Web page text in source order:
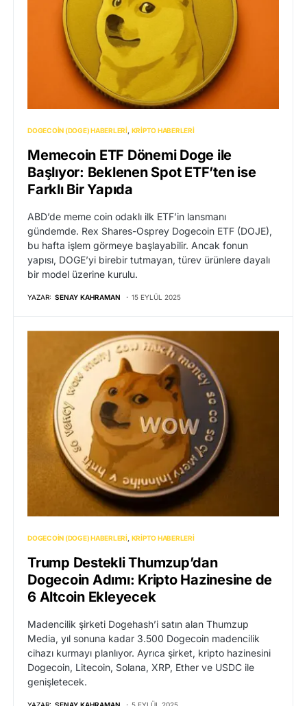
DOGECOIN (DOGE) HABERLERI KRIPTO HABERLERI
Memecoin ETF Dönemi Doge ile
Başlıyor: Beklenen Spot ETF’ten ise
Farklı Bir Yapıda
ABD’de meme coin odaklı ilk ETF’in lansmanı
gündemde. Rex Shares-Osprey Dogecoin ETF (DOJE),
bu hafta işlem görmeye başlayabilir. Ancak fonun
yapısı, DOGE’yi birebir tutmayan, türev ürünlere dayalı
bir model üzerine kurulu.
YAZAR: SENAY KAHRAMAN 15 EYLÜL 2025
DOGECOIN (DOGE) HABERLERI KRIPTO HABERLERI
Trump Destekli Thumzup’dan
Dogecoin Adımı: Kripto Hazinesine de
6 Altcoin Ekleyecek
Madencilik şirketi Dogehash’i satın alan Thumzup
Media, yıl sonuna kadar 3.500 Dogecoin madencilik
cihazı kurmayı planlıyor. Ayrıca şirket, kripto hazinesini
Dogecoin, Litecoin, Solana, XRP, Ether ve USDC ile
genişletecek.
YAZAR: SENAY KAHRAMAN 5 EYLÜL 2025